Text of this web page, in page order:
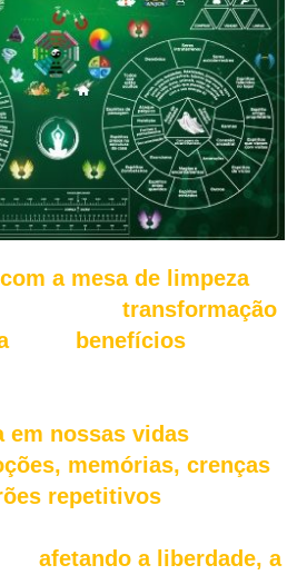
a mesa de limpezade
transformação
, trará benefícios
em nossas vidas
memórias, crenças
repetitivose situações
afetando a liberdade, a